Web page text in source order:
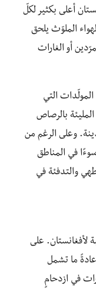
أعلى بكثير لكلّ
الهواء الملوّث يلحق
أو الغارات
التي
بالرصاص
وعلى الرغم من
في المناطق
والتدفئة في
لأفغانستان. على
عادةً ما تشمل
في ازدحامٍ